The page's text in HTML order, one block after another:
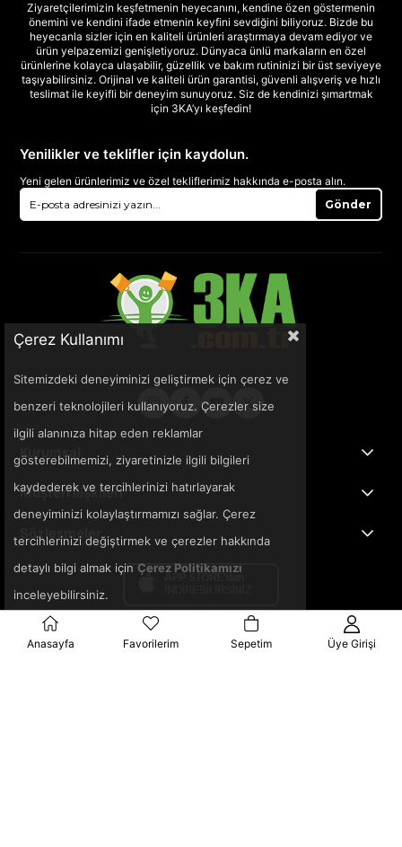
Ziyaretçilerimizin keşfetmenin heyecanını, kendine özen göstermenin
önemini ve kendini ifade etmenin keyfini sevdiğini biliyoruz. Bizde bu
heyecanla sizler için en kaliteli ürünleri araştırmaya devam ediyor ve
ürün yelpazemizi genişletiyoruz. Dünyaca ünlü markaların en özel
ürünlerine kolayca ulaşabilir, güzellik ve bakım rutininizi bir üst seviyeye
taşıyabilirsiniz. Orijinal ve kaliteli ürün garantisi, güvenli alışveriş ve hızlı
teslimat ile keyifli bir deneyim sunuyoruz. Siz de kendinizi şımartmak
için 3KA’yı keşfedin!
Yenilikler ve teklifler için kaydolun.
Yeni gelen ürünlerimiz ve özel tekliflerimiz hakkında e-posta alın.
Gönder
Kurumsal
Müşteri İlişkileri
Sözleşmeler
Çerez Kullanımı
Sitemizdeki deneyiminizi geliştirmek için çerez ve
benzeri teknolojileri kullanıyoruz. Çerezler size
ilgili alanınıza hitap eden reklamlar
gösterebilmemizi, ziyaretinizle ilgili bilgileri
kaydederek ve tercihlerinizi hatırlayarak
deneyiminizi kolaylaştırmamızı sağlar. Çerez
tercihlerinizi değiştirmek ve çerezler hakkında
detaylı bilgi almak için Çerez Politikamızı
inceleyebilirsiniz.
Anasayfa Favorilerim Sepetim Üye Girişi